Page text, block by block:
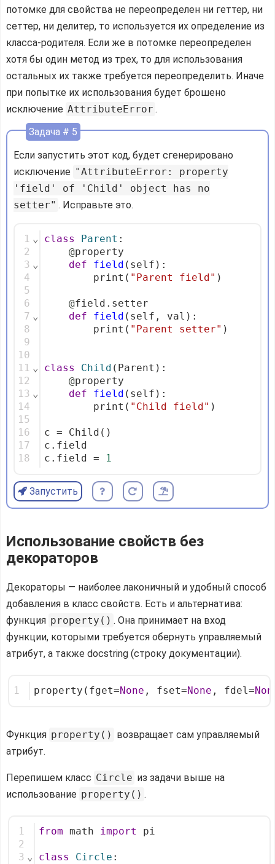
потомке для свойства не переопределен ни геттер, ни
сеттер, ни делитер, то используется их определение из
класса-родителя. Если же в потомке переопределен
хотя бы один метод из трех, то для использования
остальных их также требуется переопределить. Иначе
при попытке их использования будет брошено
исключение AttributeError .
Если запустить этот код, будет сгенерировано
исключение "AttributeError: property
'field' of 'Child' object has no
setter" . Исправьте это.
1
2
3
4
5
6
7
8
9
10
11
12
13
14
15
16
17
18
⌄
⌄
⌄
⌄
⌄
class Parent :
@property
def
field (self):
        print(
"Parent field" )
@field.setter
def
field (self, val):
        print(
"Parent setter" )
class Child (Parent):
@property
def
field (self):
        print(
"Child field" )
c = Child()
c.field
c.field =
1
Задача # 5
Запустить
Использование свойств без
декораторов
Декораторы — наиболее лаконичный и удобный способ
добавления в класс свойств. Есть и альтернатива:
функция property() . Она принимает на вход
функции, которыми требуется обернуть управляемый
атрибут, а также docstring (строку документации).
1 property(fget=None , fset=None , fdel=
Функция property() возвращает сам управляемый
атрибут.
Перепишем класс Circle из задачи выше на
использование property() .
1
2
3 ⌄
from math import pi
class Circle :